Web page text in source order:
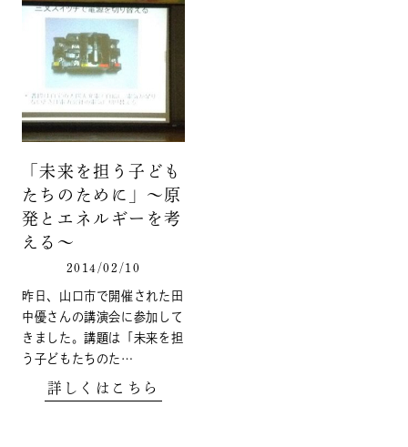
「未来を担う子ども
たちのために」～原
発とエネルギーを考
える～
2014/02/10
昨日、山口市で開催された田
中優さんの講演会に参加して
きました。講題は「未来を担
う子どもたちのた…
詳しくはこちら